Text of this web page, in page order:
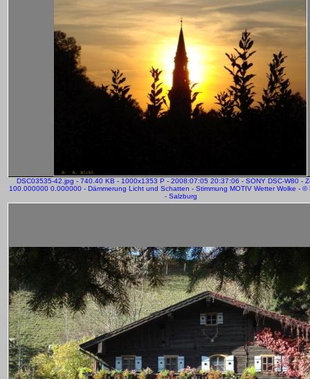
DSC03535-42.jpg - 740.40 KB - 1000x1353 P - 2008:07:05 20:37:06 - SONY DSC-W80 -
100.000000 0.000000 - Dämmerung Licht und Schatten - Stimmung MOTIV Wetter Wolke - ©
- Salzburg